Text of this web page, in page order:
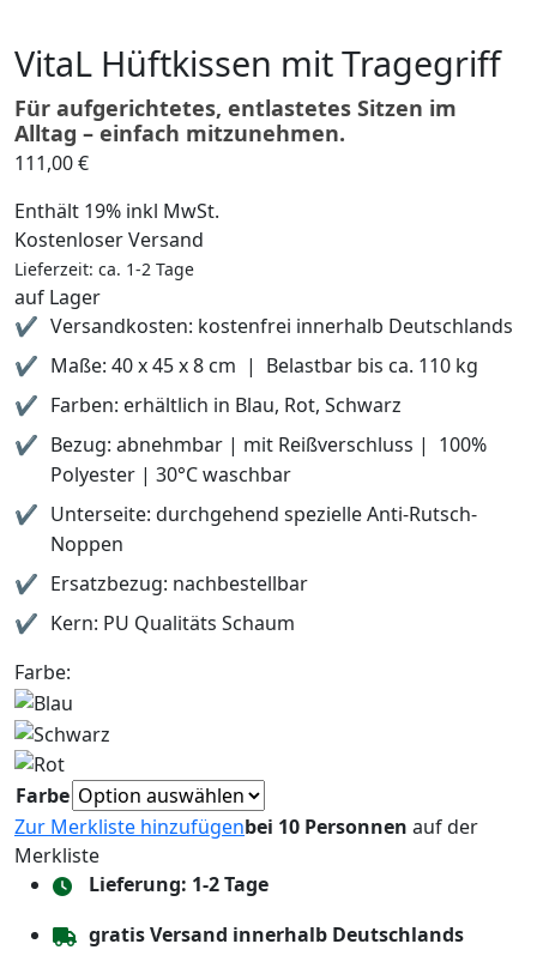
VitaL Hüftkissen mit Tragegriff
Für aufgerichtetes, entlastetes Sitzen im
Alltag – einfach mitzunehmen.
111,00€
Enthält 19% inkl MwSt.
Kostenloser Versand
Lieferzeit: ca. 1-2 Tage
auf Lager
Versandkosten: kostenfrei innerhalb Deutschlands
Maße: 40 x 45 x 8 cm | Belastbar bis ca. 110 kg
Farben: erhältlich in Blau, Rot, Schwarz
Bezug: abnehmbar | mit Reißverschluss | 100%
Polyester | 30°C waschbar
Unterseite: durchgehend spezielle Anti-Rutsch-
Noppen
Ersatzbezug: nachbestellbar
Kern: PU Qualitäts Schaum
Farbe:
Farbe
Zur Merkliste hinzufügenbei 10 Personnen auf der
Merkliste
Lieferung: 1-2 Tage
gratis Versand innerhalb Deutschlands